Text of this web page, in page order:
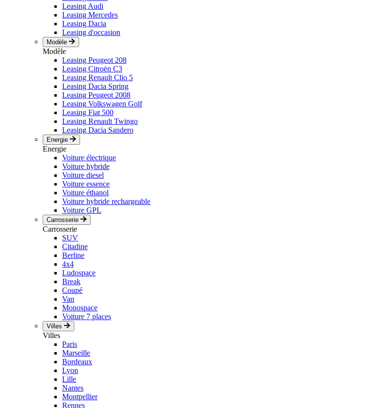
Leasing Audi
Leasing Mercedes
Leasing Dacia
Leasing d'occasion
Modèle
Modèle
Leasing Peugeot 208
Leasing Citroën C3
Leasing Renault Clio 5
Leasing Dacia Spring
Leasing Peugeot 2008
Leasing Volkswagen Golf
Leasing Fiat 500
Leasing Renault Twingo
Leasing Dacia Sandero
Energie
Energie
Voiture électrique
Voiture hybride
Voiture diesel
Voiture essence
Voiture éthanol
Voiture hybride rechargeable
Voiture GPL
Carrosserie
Carrosserie
SUV
Citadine
Berline
4x4
Ludospace
Break
Coupé
Van
Monospace
Voiture 7 places
Villes
Villes
Paris
Marseille
Bordeaux
Lyon
Lille
Nantes
Montpellier
Rennes